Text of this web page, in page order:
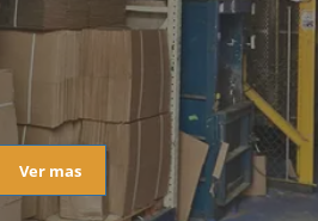
Ver mas